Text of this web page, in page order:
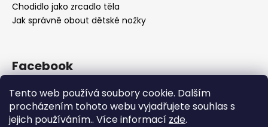
Tento web používá soubory cookie. Dalším
procházením tohoto webu vyjadřujete souhlas s
jejich používáním.. Více informací zde.
Chodidlo jako zrcadlo těla
Jak správně obout dětské nožky
Facebook